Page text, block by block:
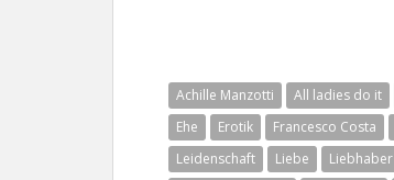
Achille Manzotti All ladies do it
Ehe
Erotik Francesco Costa
Leidenschaft
Liebe Liebhaber